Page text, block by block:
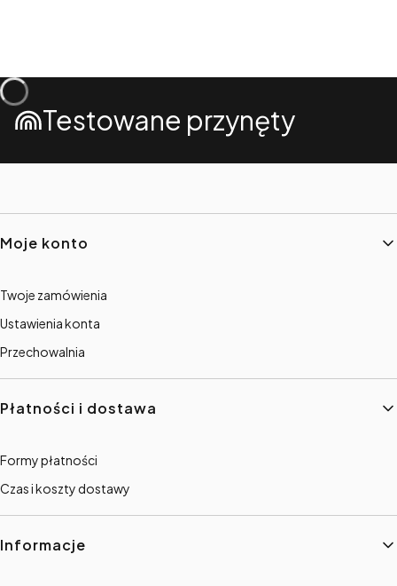
Testowane przynęty
Linki w stopce
Moje konto
Twoje zamówienia
Ustawienia konta
Przechowalnia
Płatności i dostawa
Formy płatności
Czas i koszty dostawy
Informacje